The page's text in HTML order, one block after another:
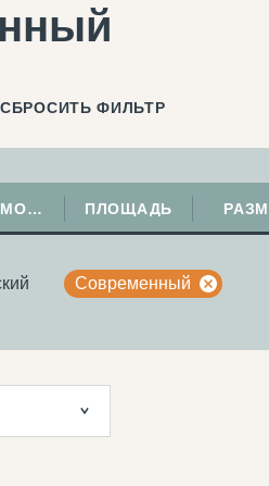
СБРОСИТЬ ФИЛЬТР
СТОИМОСТЬ ПЛОЩАДЬ
Современный